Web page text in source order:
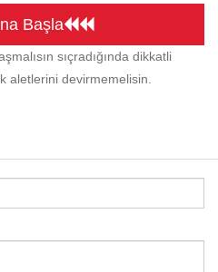
Başla
sıçradığında dikkatli
aletlerini devirmemelisin.